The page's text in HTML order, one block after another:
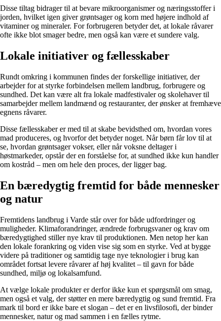
Disse tiltag bidrager til at bevare mikroorganismer og næringsstoffer i
jorden, hvilket igen giver grøntsager og korn med højere indhold af
vitaminer og mineraler. For forbrugeren betyder det, at lokale råvarer
ofte ikke blot smager bedre, men også kan være et sundere valg.
Lokale initiativer og fællesskaber
Rundt omkring i kommunen findes der forskellige initiativer, der
arbejder for at styrke forbindelsen mellem landbrug, forbrugere og
sundhed. Det kan være alt fra lokale madfestivaler og skolehaver til
samarbejder mellem landmænd og restauranter, der ønsker at fremhæve
egnens råvarer.
Disse fællesskaber er med til at skabe bevidsthed om, hvordan vores
mad produceres, og hvorfor det betyder noget. Når børn får lov til at
se, hvordan grøntsager vokser, eller når voksne deltager i
høstmarkeder, opstår der en forståelse for, at sundhed ikke kun handler
om kostråd – men om hele den proces, der ligger bag.
En bæredygtig fremtid for både mennesker
og natur
Fremtidens landbrug i Varde står over for både udfordringer og
muligheder. Klimaforandringer, ændrede forbrugsvaner og krav om
bæredygtighed stiller nye krav til produktionen. Men netop her kan
den lokale forankring og viden vise sig som en styrke. Ved at bygge
videre på traditioner og samtidig tage nye teknologier i brug kan
området fortsat levere råvarer af høj kvalitet – til gavn for både
sundhed, miljø og lokalsamfund.
At vælge lokale produkter er derfor ikke kun et spørgsmål om smag,
men også et valg, der støtter en mere bæredygtig og sund fremtid. Fra
mark til bord er ikke bare et slogan – det er en livsfilosofi, der binder
mennesker, natur og mad sammen i en fælles rytme.